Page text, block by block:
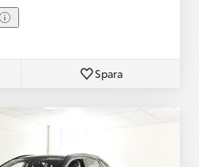
Spara